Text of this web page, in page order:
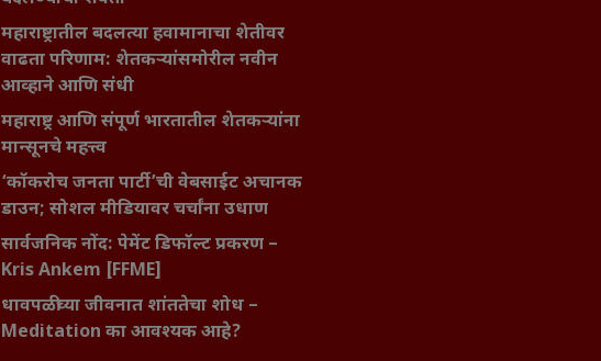
महाराष्ट्रातील बदलत्या हवामानाचा शेतीवर
वाढता परिणाम: शेतकऱ्यांसमोरील नवीन
आव्हाने आणि संधी
महाराष्ट्र आणि संपूर्ण भारतातील शेतकऱ्यांना
मान्सूनचे महत्त्व
‘कॉकरोच जनता पार्टी’ची वेबसाईट अचानक
डाउन; सोशल मीडियावर चर्चांना उधाण
सार्वजनिक नोंद: पेमेंट डिफॉल्ट प्रकरण –
Kris Ankem [FFME]
धावपळीच्या जीवनात शांततेचा शोध –
Meditation का आवश्यक आहे?